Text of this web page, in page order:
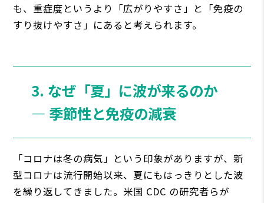
も、重症度というより「広がりやすさ」と「免疫の
すり抜けやすさ」にあると考えられます。
3. なぜ「夏」に波が来るのか
― 季節性と免疫の減衰
「コロナは冬の病気」という印象がありますが、新
型コロナは流行開始以来、夏にもはっきりとした波
を繰り返してきました。米国 CDC の研究者らが